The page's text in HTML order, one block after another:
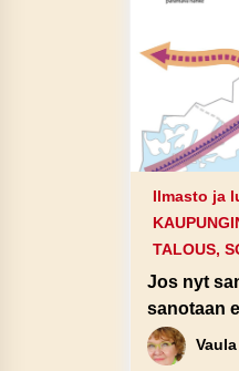
Ilmasto ja
TALOUS,
Jos nyt
sanotaan